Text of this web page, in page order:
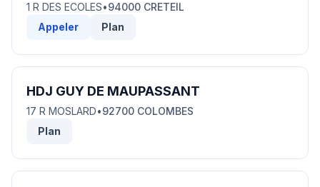
1 R DES ECOLES•94000 CRETEIL
Appeler
Plan
HDJ GUY DE MAUPASSANT
17 R MOSLARD•92700 COLOMBES
Plan